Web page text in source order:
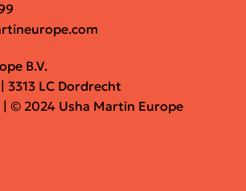
B.V.
3313 LC Dordrecht
© 2024 Usha Martin Europe